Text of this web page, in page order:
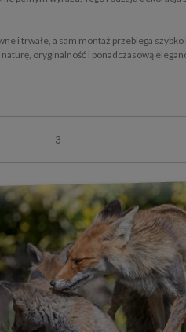
i trwałe, a sam montaż przebiega
oryginalność i ponadczasową
3